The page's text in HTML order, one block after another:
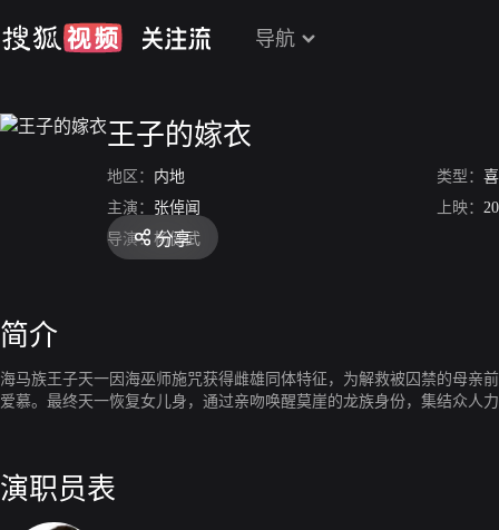
导航
王子的嫁衣
地区： 内地 类型：
主演： 张倬闻 上映：
导演： 杨健武
分享
简介
海马族王子天一因海巫师施咒获得雌雄同体特征，为解救被囚禁的母亲
爱慕。最终天一恢复女儿身，通过亲吻唤醒莫崖的龙族身份，集结众人
演职员表